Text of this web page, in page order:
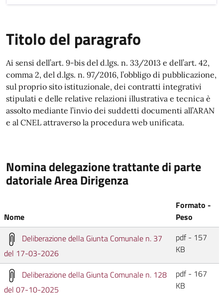
Titolo del paragrafo
Ai sensi dell’art. 9-bis del d.lgs. n. 33/2013 e dell’art. 42,
comma 2, del d.lgs. n. 97/2016, l’obbligo di pubblicazione,
sul proprio sito istituzionale, dei contratti integrativi
stipulati e delle relative relazioni illustrativa e tecnica è
assolto mediante l’invio dei suddetti documenti all’ARAN
e al CNEL attraverso la procedura web unificata.
Nomina delegazione trattante di parte
datoriale Area Dirigenza
Nome
Formato -
Peso
Deliberazione della Giunta Comunale n. 37
del 17-03-2026
pdf - 157
KB
Deliberazione della Giunta Comunale n. 128
del 07-10-2025
pdf - 167
KB